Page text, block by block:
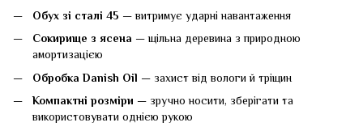
Обух зі сталі 45 — витримує ударні навантаження
Сокирище з ясена — щільна деревина з природною
амортизацією
Обробка Danish Oil — захист від вологи й тріщин
Компактні розміри — зручно носити, зберігати та
використовувати однією рукою